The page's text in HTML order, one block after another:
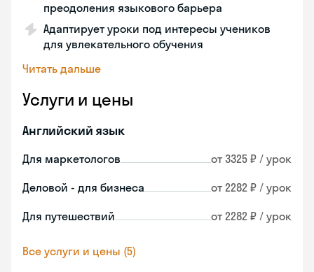
преодоления языкового барьера
Адаптирует уроки под интересы учеников
для увлекательного обучения
Читать дальше
Услуги и цены
Английский язык
Для маркетологов от 3325 ₽ / урок
Деловой - для бизнеса от 2282 ₽ / урок
Для путешествий от 2282 ₽ / урок
Все услуги и цены (5)